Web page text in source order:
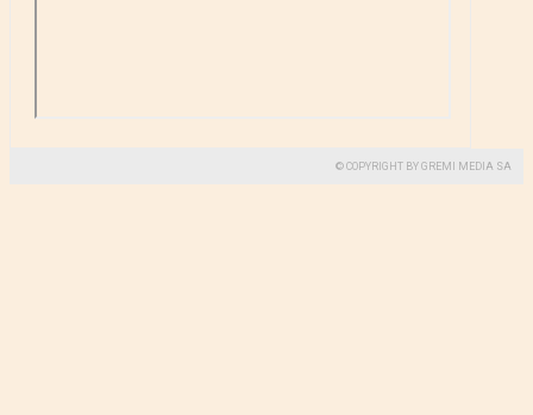
© COPYRIGHT BY GREMI MEDIA SA